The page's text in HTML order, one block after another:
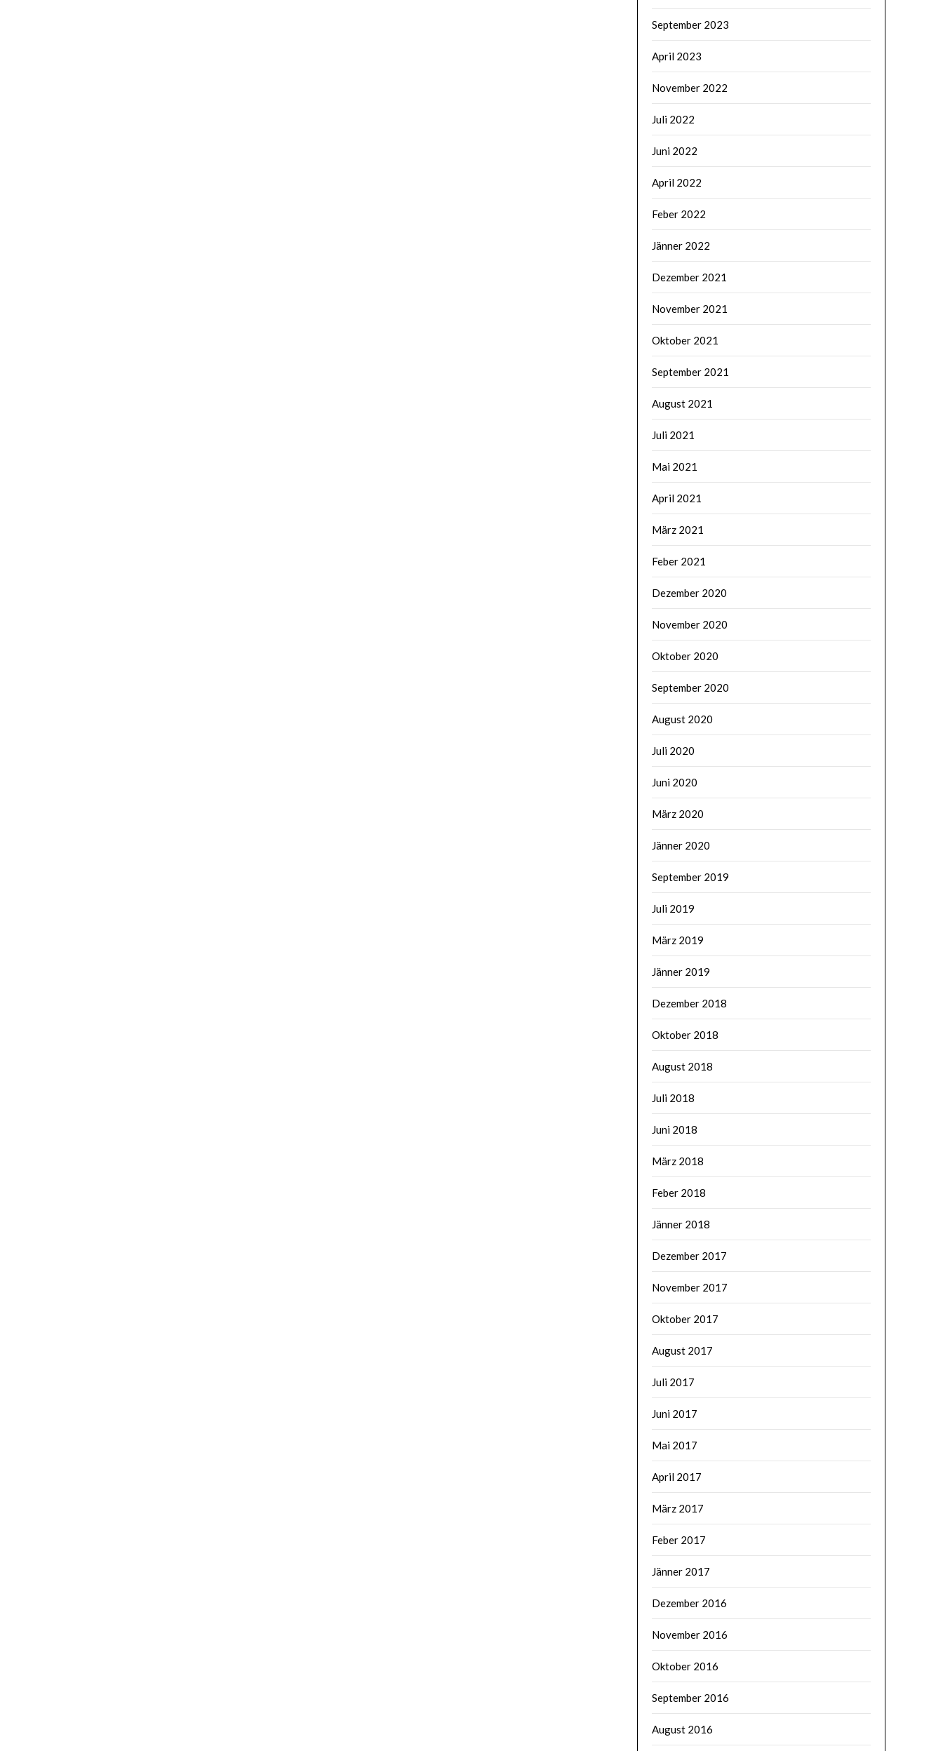
September 2023
April 2023
November 2022
Juli 2022
Juni 2022
April 2022
Feber 2022
Jänner 2022
Dezember 2021
November 2021
Oktober 2021
September 2021
August 2021
Juli 2021
Mai 2021
April 2021
März 2021
Feber 2021
Dezember 2020
November 2020
Oktober 2020
September 2020
August 2020
Juli 2020
Juni 2020
März 2020
Jänner 2020
September 2019
Juli 2019
März 2019
Jänner 2019
Dezember 2018
Oktober 2018
August 2018
Juli 2018
Juni 2018
März 2018
Feber 2018
Jänner 2018
Dezember 2017
November 2017
Oktober 2017
August 2017
Juli 2017
Juni 2017
Mai 2017
April 2017
März 2017
Feber 2017
Jänner 2017
Dezember 2016
November 2016
Oktober 2016
September 2016
August 2016